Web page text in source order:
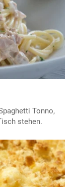
Tonno,
stehen.